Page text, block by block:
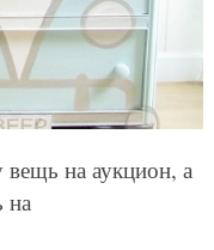
вещь на аукцион, а
на